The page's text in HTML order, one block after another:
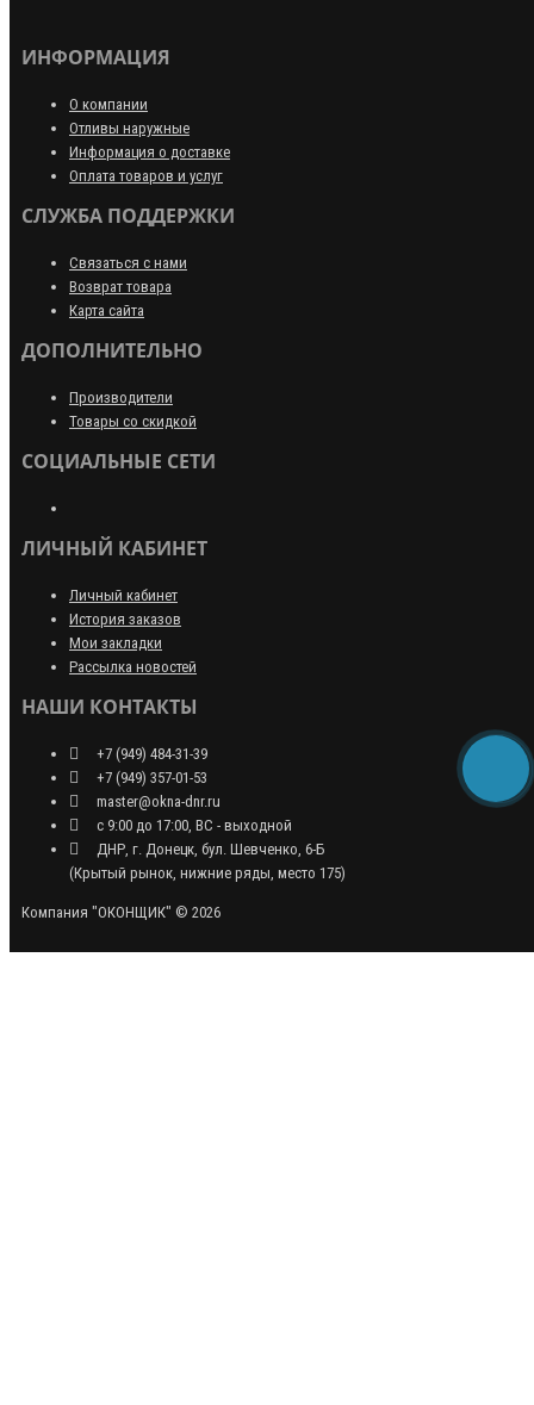
ИНФОРМАЦИЯ
О компании
Отливы наружные
Информация о доставке
Оплата товаров и услуг
СЛУЖБА ПОДДЕРЖКИ
Связаться с нами
Возврат товара
Карта сайта
ДОПОЛНИТЕЛЬНО
Производители
Товары со скидкой
СОЦИАЛЬНЫЕ СЕТИ
ЛИЧНЫЙ КАБИНЕТ
Личный кабинет
История заказов
Мои закладки
Рассылка новостей
НАШИ КОНТАКТЫ
+7 (949) 484-31-39
+7 (949) 357-01-53
master@okna-dnr.ru
с 9:00 до 17:00, ВС - выходной
ДНР, г. Донецк, бул. Шевченко, 6-Б
(Крытый рынок, нижние ряды, место 175)
Компания "ОКОНЩИК" © 2026